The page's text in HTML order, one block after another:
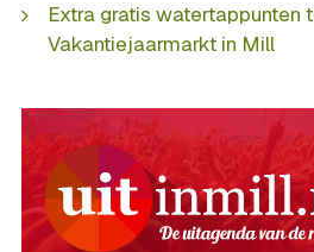
Extra gratis watertappunten
Vakantiejaarmarkt in Mill